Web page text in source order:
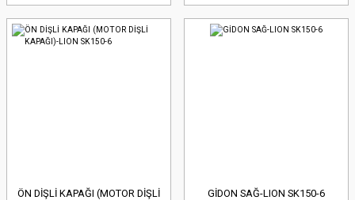
ÖN DİŞLİ KAPAĞI (MOTOR DİŞLİ
GİDON SAĞ-LION SK150-6